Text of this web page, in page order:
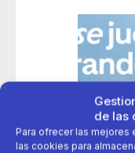
de las
Para ofrecer las
las cookies para